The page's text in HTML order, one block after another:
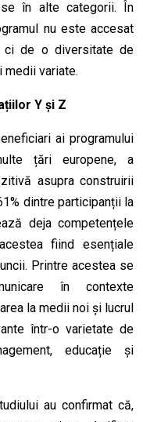
se în alte categorii. În
nu este accesat
ci de o diversitate de
medii variate.
Y și Z
ai programului
țări europene, a
asupra construirii
dintre participanții la
deja competențele
fiind esențiale
Printre acestea se
în contexte
la medii noi și lucrul
într-o varietate de
educație și
au confirmat că,